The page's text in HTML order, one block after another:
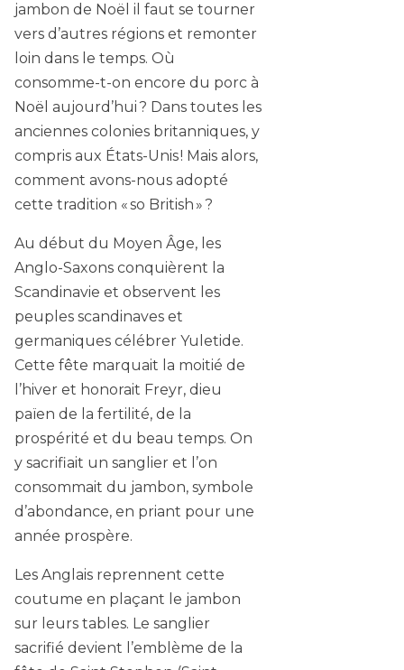
jambon de Noël il faut se tourner
vers d’autres régions et remonter
loin dans le temps. Où
consomme-t-on encore du porc à
Noël aujourd’hui ? Dans toutes les
anciennes colonies britanniques, y
compris aux États-Unis ! Mais alors,
comment avons-nous adopté
cette tradition « so British » ?
Au début du Moyen Âge, les
Anglo-Saxons conquièrent la
Scandinavie et observent les
peuples scandinaves et
germaniques célébrer Yuletide.
Cette fête marquait la moitié de
l’hiver et honorait Freyr, dieu
païen de la fertilité, de la
prospérité et du beau temps. On
y sacrifiait un sanglier et l’on
consommait du jambon, symbole
d’abondance, en priant pour une
année prospère.
Les Anglais reprennent cette
coutume en plaçant le jambon
sur leurs tables. Le sanglier
sacrifié devient l’emblème de la